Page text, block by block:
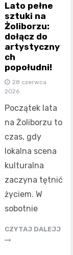
Lato pełne
sztuki na
Żoliborzu:
dołącz do
artystyczny
ch
popołudni!
28 czerwca
2026
Początek lata
na Żoliborzu to
czas, gdy
lokalna scena
kulturalna
zaczyna tętnić
życiem. W
sobotnie
CZYTAJ DALEJJ